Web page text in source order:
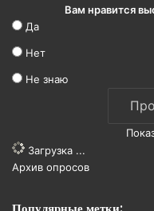
Вам нравится
Да
Нет
Не знаю
Загрузка ...
Архив опросов